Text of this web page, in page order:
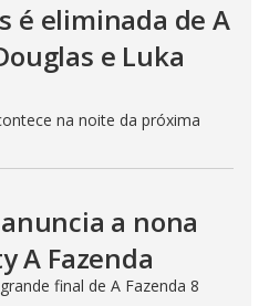
é eliminada de A
e Luka
na noite da próxima
a nona
A Fazenda
final de A Fazenda 8